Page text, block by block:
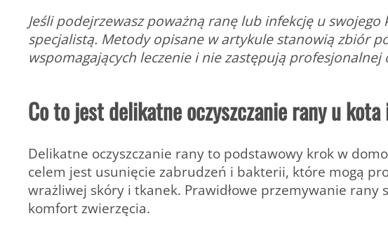
Jeśli podejrzewasz poważną ranę lub infekcję u
specjalistą. Metody opisane w artykule stanowią zbiór
wspomagających leczenie i nie zastępują
Co to jest delikatne oczyszczanie rany u
Delikatne oczyszczanie rany to podstawowy krok w
celem jest usunięcie zabrudzeń i bakterii, które mogą
wrażliwej skóry i tkanek. Prawidłowe przemywanie rany
komfort zwierzęcia.